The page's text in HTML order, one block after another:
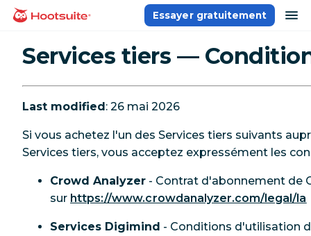
Aller
Accueil
Essayer gratuitement
Services tiers —
Last modified: 26 mai 2026
Si vous achetez l'un des Services tiers suivants
Services tiers, vous acceptez expressément les
Crowd Analyzer - Contrat d'abonnement de
sur https://www.crowdanalyzer.com/legal/la
Services Digimind - Conditions d'utilisation